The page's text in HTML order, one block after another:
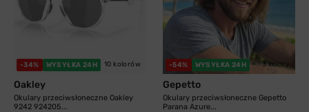
-34% WYSYŁKA 24H 10 kolorów
Oakley
Okulary przeciwsłoneczne Oakley
9242 924205...
-54% WYSYŁKA 24H 3 kolory
Gepetto
Okulary przeciwsłoneczne Gepetto
Parana Azure...